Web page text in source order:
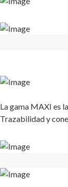
La gama MAXI es
Trazabilidad y